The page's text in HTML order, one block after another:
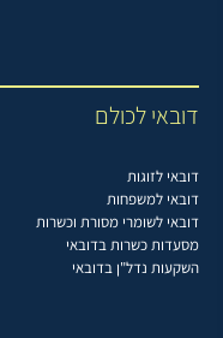
דובאי לכולם
דובאי לזוגות
דובאי למשפחות
דובאי לשומרי מסורת וכשרות
מסעדות כשרות בדובאי
השקעות נדל"ן בדובאי